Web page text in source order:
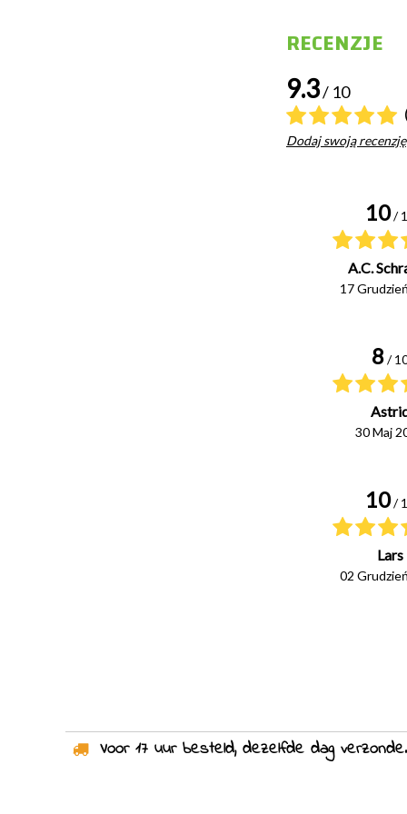
RECENZJE
9.3/ 10
Dodaj swoją recenzję
10 /
A.C.
17
8 /
30 Maj
10 /
Lars
02
Voor 17 uur besteld, dezelfde dag verzonden!